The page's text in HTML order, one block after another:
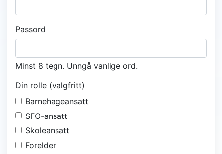
Passord
Minst 8 tegn. Unngå vanlige ord.
Din rolle (valgfritt)
Barnehageansatt
SFO-ansatt
Skoleansatt
Forelder